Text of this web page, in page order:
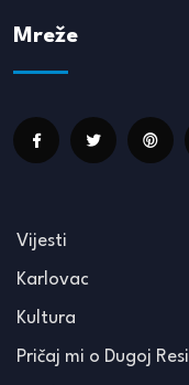
Mreže
Vijesti
Karlovac
Kultura
Pričaj mi o Dugoj Resi